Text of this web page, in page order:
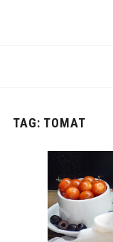
TAG: TOMAT